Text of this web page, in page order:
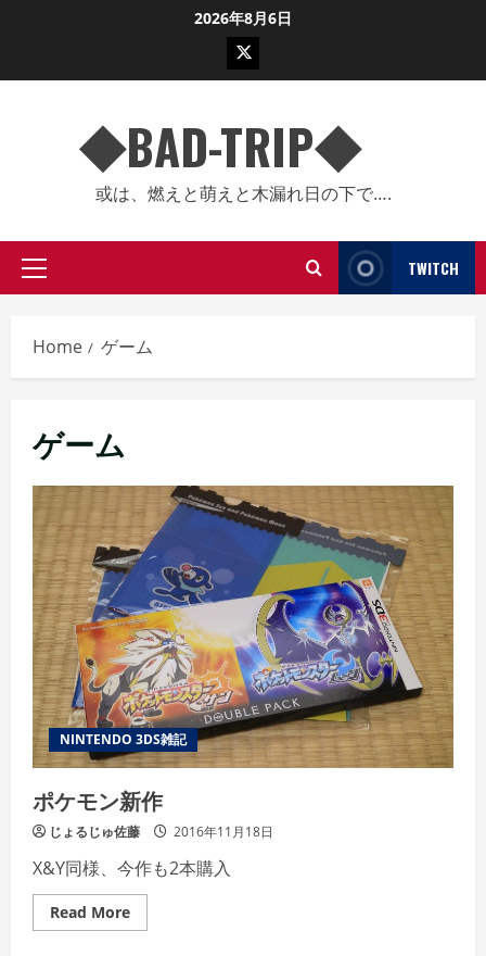
2026年8月6日
twitter
◆BAD-TRIP◆
或は、燃えと萌えと木漏れ日の下で….
Primary
TWITCH
Home ゲーム
ゲーム
NINTENDO 3DS雑記
ポケモン新作
じょるじゅ佐藤 2016年11月18日
X&Y同様、今作も2本購入
Read MoreRead
more